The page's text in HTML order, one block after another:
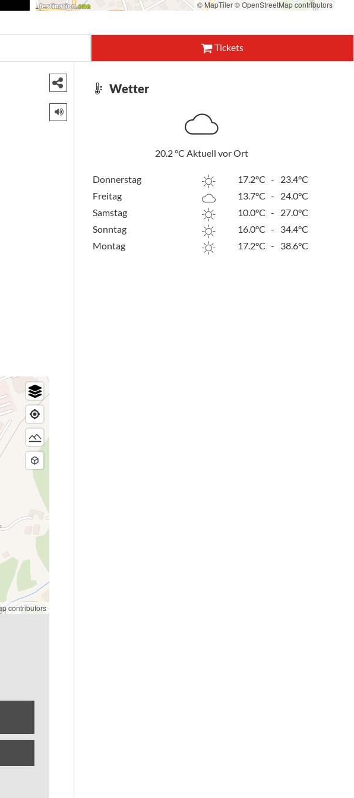
© MapTiler© OpenStreetMap contributors
Tickets
contributors
Wetter
20.2°C Aktuell vor Ort
Donnerstag 17.2°C -
23.4°C
Freitag
13.7°C -
24.0°C
Samstag
10.0°C -
27.0°C
Sonntag
16.0°C -
34.4°C
Montag
17.2°C - 38.6°C